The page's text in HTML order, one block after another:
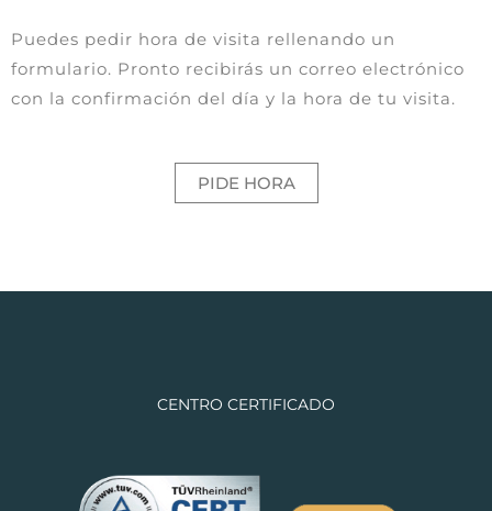
Puedes pedir hora de visita rellenando un
formulario. Pronto recibirás un correo electrónico
con la confirmación del día y la hora de tu visita.
PIDE HORA
CENTRO CERTIFICADO